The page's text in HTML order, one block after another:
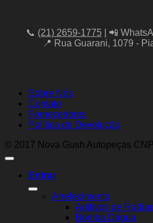
📞 (21) 2659-1775| 📲
📍 Rua Guarani, 1079 -
Sobre Nós
Contato
Fornecedores
Política de Devolução
© 2017 Nova Gush Autopeças
Entrar
Arrefecimento
Aditivos de
Bomba Dágua